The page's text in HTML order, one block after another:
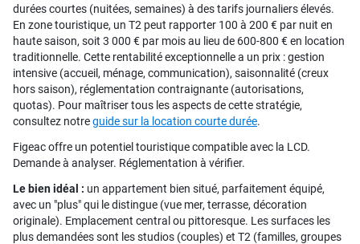
durées courtes (nuitées, semaines) à des tarifs journaliers élevés.
En zone touristique, un T2 peut rapporter 100 à 200 € par nuit en
haute saison, soit 3 000 € par mois au lieu de 600-800 € en location
traditionnelle. Cette rentabilité exceptionnelle a un prix : gestion
intensive (accueil, ménage, communication), saisonnalité (creux
hors saison), réglementation contraignante (autorisations,
quotas). Pour maîtriser tous les aspects de cette stratégie,
consultez notreguide sur la location courte durée.
Figeac offre un potentiel touristique compatible avec la LCD.
Demande à analyser. Réglementation à vérifier.
Le bien idéal : un appartement bien situé, parfaitement équipé,
avec un "plus" qui le distingue (vue mer, terrasse, décoration
originale). Emplacement central ou pittoresque. Les surfaces les
plus demandées sont les studios (couples) et T2 (familles, groupes